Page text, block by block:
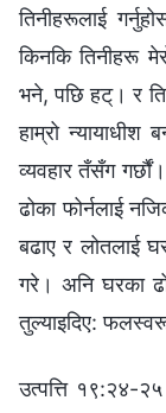
तिनीहरूलाई
किनकि तिनीहरू
भने, पछि हट्। र
हाम्रो न्यायाधीश
व्यवहार तँसँग
ढोका फोर्नलाई
बढाए र लोतलाई
गरे। अनि घरका
तुल्याइदिए:
उत्पत्ति १९:२४-२५